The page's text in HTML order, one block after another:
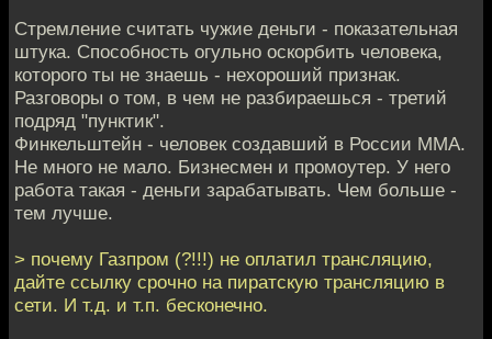
Стремление считать чужие деньги - показательная
штука. Способность огульно оскорбить человека,
которого ты не знаешь - нехороший признак.
Разговоры о том, в чем не разбираешься - третий
подряд "пунктик".
Финкельштейн - человек создавший в России ММА.
Не много не мало. Бизнесмен и промоутер. У него
работа такая - деньги зарабатывать. Чем больше -
тем лучше.
> почему Газпром (?!!!) не оплатил трансляцию,
дайте ссылку срочно на пиратскую трансляцию в
сети. И т.д. и т.п. бесконечно.